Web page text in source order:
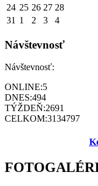
24 25 26 27 28
31 1 2 3 4
Návštevnosť
Návštevnosť:
ONLINE:5
DNES:494
TÝŽDEŇ:2691
CELKOM:3134797